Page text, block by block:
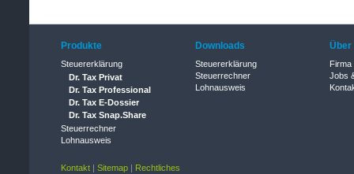
Produkte
Steuererklärung
Dr. Tax Privat
Dr. Tax Professional
Dr. Tax E-Dossier
Dr. Tax Snap.Share
Steuerrechner
Lohnausweis
Downloads
Steuererklärung
Steuerrechner
Lohnausweis
Über
Firma
Jobs
Kontakt Sitemap Rechtliches